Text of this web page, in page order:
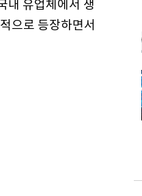
내 유업체에서 생
으로 등장하면서